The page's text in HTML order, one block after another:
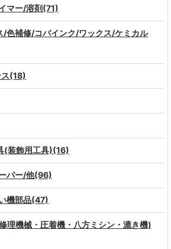
マー/溶剤(71)
/色補修/コバインク/ワックス/ケミカル
(18)
(装飾用工具)(16)
パー/他(96)
機部品(47)
理機械・圧着機・八方ミシン・漉き機)